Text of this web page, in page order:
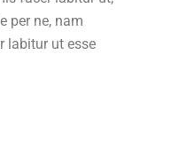
per ne, nam
labitur ut esse